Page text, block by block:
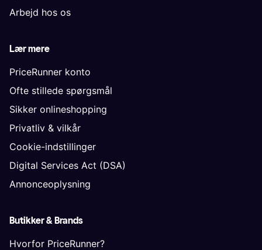
Arbejd hos os
Lær mere
PriceRunner konto
Ofte stillede spørgsmål
Sikker onlineshopping
Privatliv & vilkår
Cookie-indstillinger
Digital Services Act (DSA)
Annonceoplysning
Butikker & Brands
Hvorfor PriceRunner?